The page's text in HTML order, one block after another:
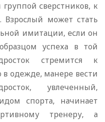
сверстников, к
Взрослый может стать
имитации, если он
успеха в той
стремится к
в одежде, манере вести
увлеченный,
спорта, начинает
тренеру, а